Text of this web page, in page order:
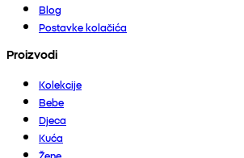
Blog
Postavke kolačića
Proizvodi
Kolekcije
Bebe
Djeca
Kuća